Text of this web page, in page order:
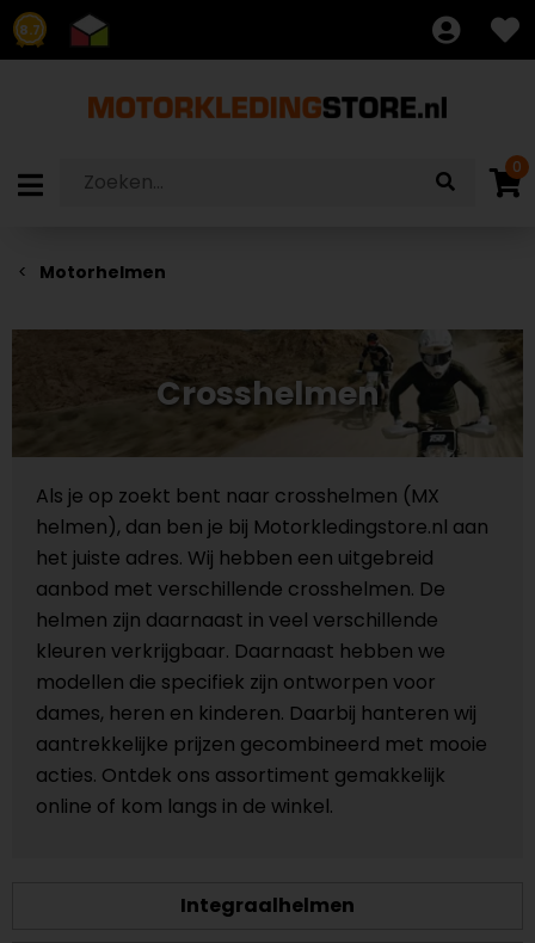
8.7
0
Motorhelmen
Crosshelmen
Als je op zoekt bent naar crosshelmen (MX
helmen), dan ben je bij Motorkledingstore.nl aan
het juiste adres. Wij hebben een uitgebreid
aanbod met verschillende crosshelmen. De
helmen zijn daarnaast in veel verschillende
kleuren verkrijgbaar. Daarnaast hebben we
modellen die specifiek zijn ontworpen voor
dames, heren en kinderen. Daarbij hanteren wij
aantrekkelijke prijzen gecombineerd met mooie
acties. Ontdek ons assortiment gemakkelijk
online of kom langs in de winkel.
Integraalhelmen